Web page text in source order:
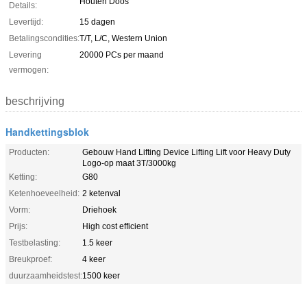
Details:
Levertijd:
15 dagen
Betalingscondities:T/T, L/C, Western Union
Levering
vermogen:
20000 PCs per maand
beschrijving
Handkettingsblok
Producten:
Gebouw Hand Lifting Device Lifting Lift voor Heavy Duty
Logo-op maat 3T/3000kg
Ketting:
G80
Ketenhoeveelheid: 2 ketenval
Vorm:
Driehoek
Prijs:
High cost efficient
Testbelasting:
1.5 keer
Breukproef:
4 keer
duurzaamheidstest:1500 keer